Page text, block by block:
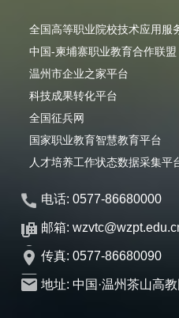
全国高等职业院校技术应用服
中国-柬埔寨职业教育合作联盟
温州市企业之家平台
科技成果转化平台
全国征兵网
国家职业教育智慧教育平台
人才培养工作状态数据采集平
电话: 0577-86680000
邮箱:
传真: 0577-86680090
地址: 中国·温州茶山高